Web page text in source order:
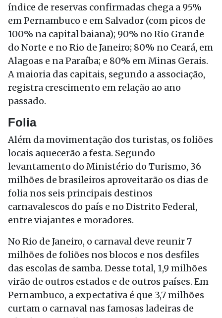
índice de reservas confirmadas chega a 95%
em Pernambuco e em Salvador (com picos de
100% na capital baiana); 90% no Rio Grande
do Norte e no Rio de Janeiro; 80% no Ceará, em
Alagoas e na Paraíba; e 80% em Minas Gerais.
A maioria das capitais, segundo a associação,
registra crescimento em relação ao ano
passado.
Folia
Além da movimentação dos turistas, os foliões
locais aquecerão a festa. Segundo
levantamento do Ministério do Turismo, 36
milhões de brasileiros aproveitarão os dias de
folia nos seis principais destinos
carnavalescos do país e no Distrito Federal,
entre viajantes e moradores.
No Rio de Janeiro, o carnaval deve reunir 7
milhões de foliões nos blocos e nos desfiles
das escolas de samba. Desse total, 1,9 milhões
virão de outros estados e de outros países. Em
Pernambuco, a expectativa é que 3,7 milhões
curtam o carnaval nas famosas ladeiras de